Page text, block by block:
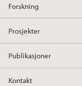
Forskning
Prosjekter
Publikasjoner
Kontakt